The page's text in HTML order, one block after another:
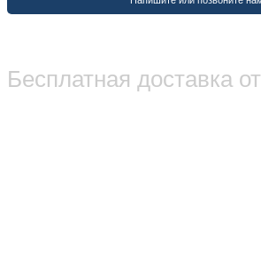
Бесплатная доставка